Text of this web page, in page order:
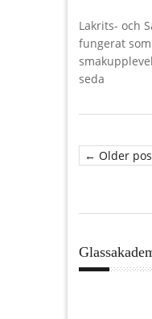
Lakrits- och
fungerat
seda
← Older